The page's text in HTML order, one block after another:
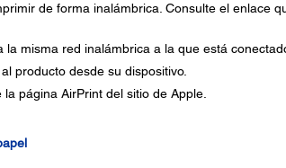
de forma inalámbrica. Consulte el enlace
la misma red inalámbrica a la que está
producto desde su dispositivo.
página AirPrint del sitio de Apple.